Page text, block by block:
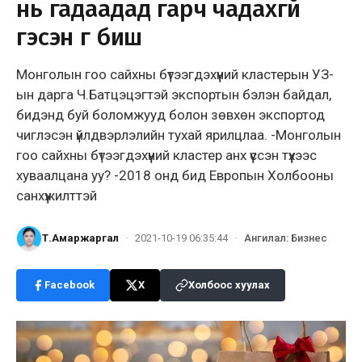
нь гадаадад гарч чадахгүй
гэсэн үг биш
Монголын гоо сайхны бүтээгдэхүүний кластерын УЗ-
ын дарга Ч.Батцэцэгтэй экспортын бэлэн байдал,
бидэнд буй боломжууд болон зөвхөн экспортод
чиглэсэн үйлдвэрлэлийн тухай ярилцлаа. -Монголын
гоо сайхны бүтээгдэхүүний кластер анх үүссэн түүхээс
хуваалцана уу? -2018 онд бид Европын Холбооны
санхүүжилттэй
Т.Амаржаргал · 2021-10-19 06:35:44 · Ангилал: Бизнес
Facebook X Холбоос хуулах